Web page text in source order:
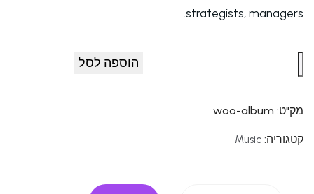
strategists, managers.
הוספה לסל
מק"ט: woo-album
קטגוריה: Music